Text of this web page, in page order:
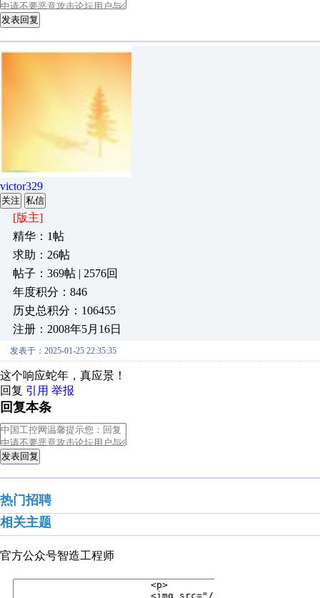
发表回复
victor329
关注 私信
[版主]
精华：1帖
求助：26帖
帖子：369帖 | 2576回
年度积分：846
历史总积分：106455
注册：2008年5月16日
发表于：2025-01-25 22:35:35
这个响应蛇年，真应景！
回复 引用 举报
回复本条
发表回复
热门招聘
相关主题
官方公众号智造工程师